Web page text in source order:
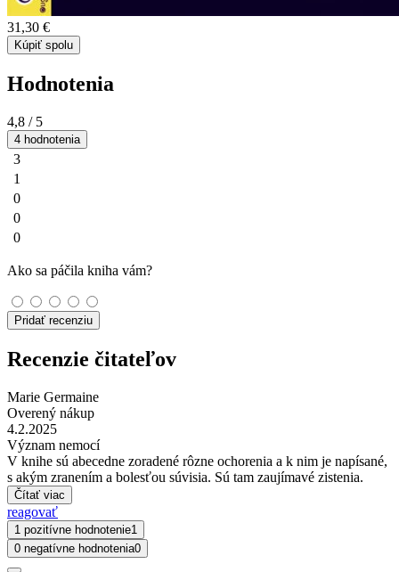
31,30 €
Kúpiť spolu
Hodnotenia
4,8 / 5
4 hodnotenia
3
1
0
0
0
Ako sa páčila kniha vám?
Pridať recenziu
Recenzie čitateľov
Marie Germaine
Overený nákup
4.2.2025
Význam nemocí
V knihe sú abecedne zoradené rôzne ochorenia a k nim je napísané,
s akým zranením a bolesťou súvisia. Sú tam zaujímavé zistenia.
Čítať viac
reagovať
1 pozitívne hodnotenie1
0 negatívne hodnotenia0